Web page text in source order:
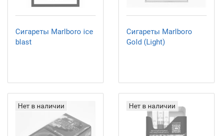
Сигареты Marlboro ice
blast
Сигареты Marlboro
Gold (Light)
Нет в наличии Нет в наличии